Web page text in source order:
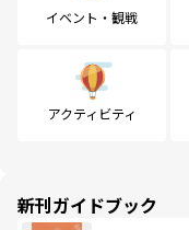
イベント・観戦
アクティビティ
新刊ガイドブック